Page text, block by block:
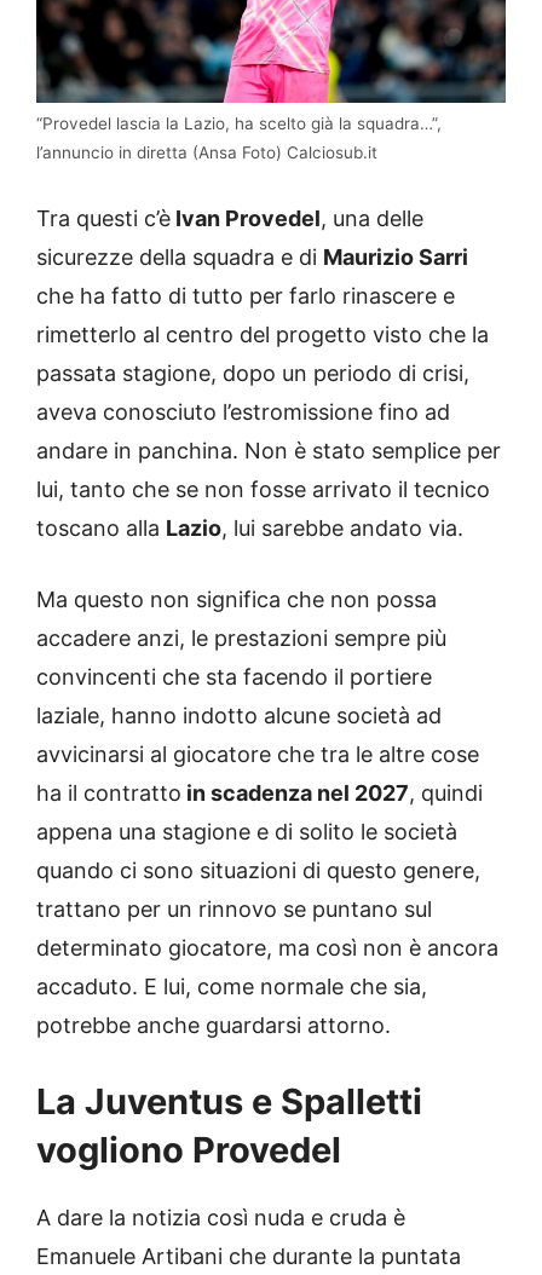
“Provedel lascia la Lazio, ha scelto già la squadra…”,
l’annuncio in diretta (Ansa Foto) Calciosub.it
Tra questi c’è Ivan Provedel, una delle
sicurezze della squadra e di Maurizio Sarri
che ha fatto di tutto per farlo rinascere e
rimetterlo al centro del progetto visto che la
passata stagione, dopo un periodo di crisi,
aveva conosciuto l’estromissione fino ad
andare in panchina. Non è stato semplice per
lui, tanto che se non fosse arrivato il tecnico
toscano alla Lazio, lui sarebbe andato via.
Ma questo non significa che non possa
accadere anzi, le prestazioni sempre più
convincenti che sta facendo il portiere
laziale, hanno indotto alcune società ad
avvicinarsi al giocatore che tra le altre cose
ha il contratto in scadenza nel 2027, quindi
appena una stagione e di solito le società
quando ci sono situazioni di questo genere,
trattano per un rinnovo se puntano sul
determinato giocatore, ma così non è ancora
accaduto. E lui, come normale che sia,
potrebbe anche guardarsi attorno.
La Juventus e Spalletti
vogliono Provedel
A dare la notizia così nuda e cruda è
Emanuele Artibani che durante la puntata